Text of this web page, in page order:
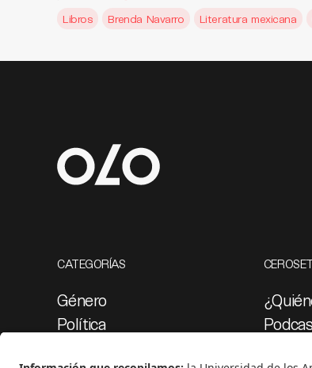
Libros
Brenda Navarro Literatura mexicana
CATEGORÍAS
Género
Política